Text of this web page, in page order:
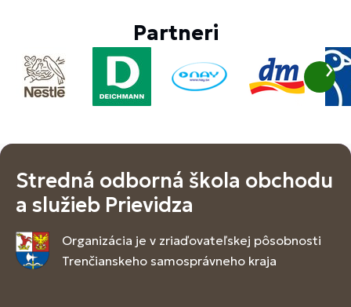
Partneri
Stredná odborná škola obchodu
a služieb Prievidza
Organizácia je v zriaďovateľskej pôsobnosti
Trenčianskeho samosprávneho kraja